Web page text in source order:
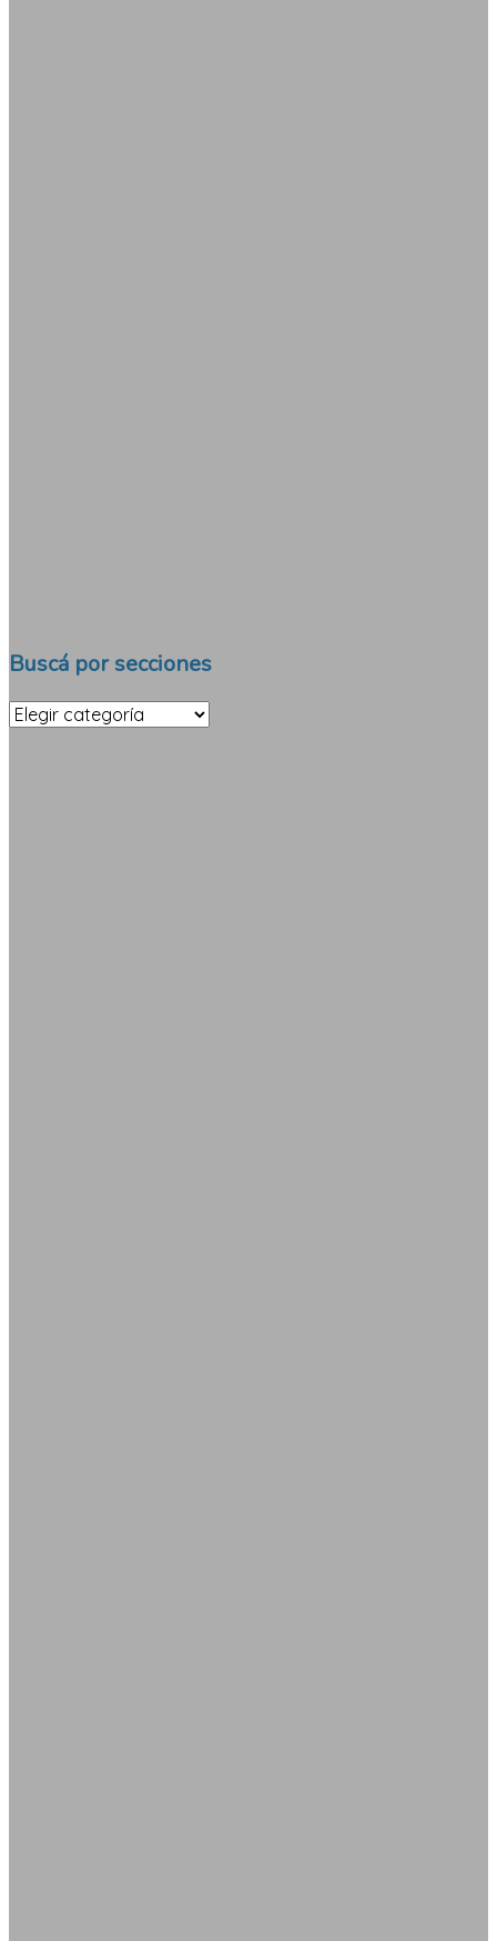
Buscá por secciones
Buscá
por